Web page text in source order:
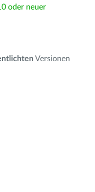
oder neuer
Versionen